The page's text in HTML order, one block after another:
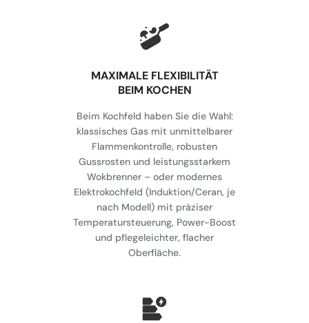
MAXIMALE FLEXIBILITÄT
BEIM KOCHEN
Beim Kochfeld haben Sie die Wahl:
klassisches Gas mit unmittelbarer
Flammenkontrolle, robusten
Gussrosten und leistungsstarkem
Wokbrenner – oder modernes
Elektrokochfeld (Induktion/Ceran, je
nach Modell) mit präziser
Temperatursteuerung, Power-Boost
und pflegeleichter, flacher
Oberfläche.